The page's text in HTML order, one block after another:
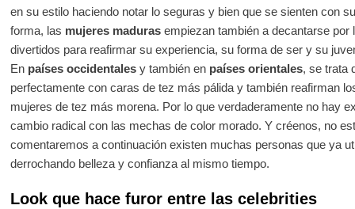
en su estilo haciendo notar lo seguras y bien que se sienten con
forma, las mujeres madurasempiezan también a decantarse
divertidos para reafirmar su experiencia, su forma de ser y su
En países occidentalesy también en países orientales, se trata
perfectamente con caras de tez más pálida y también reafirman
mujeres de tez más morena. Por lo que verdaderamente no hay
cambio radical con las mechas de color morado. Y créenos, no
comentaremos a continuación existen muchas personas que ya
derrochando belleza y confianza al mismo tiempo.
Look que hace furor entre las celebrities